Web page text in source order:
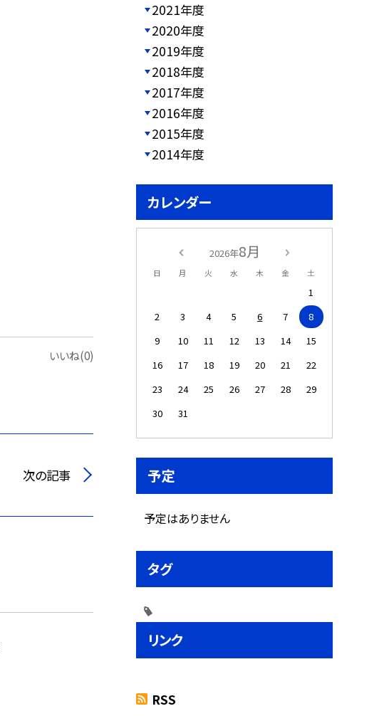
いいね(0)
次の記事
2021年度
2020年度
2019年度
2018年度
2017年度
2016年度
2015年度
2014年度
カレンダー
2026年8月
日 月 火 水 木 金 土
1
2
3 4 5 6 7
8
9
10 11 12 13 14
15
16
17 18 19 20 21
22
23
24 25 26 27 28
29
30
31
予定
予定はありません
タグ
リンク
RSS